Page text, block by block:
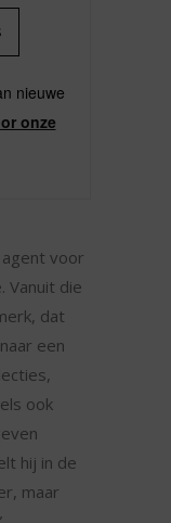
nieuwe
onze
voor
Vanuit die
dat
een
ook
hij in de
maar